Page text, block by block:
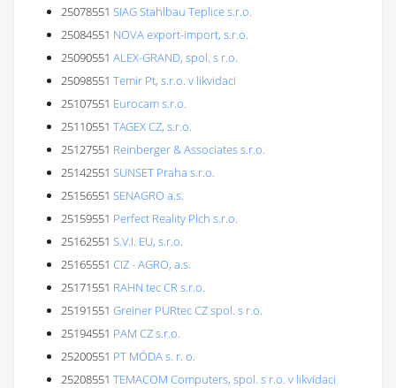
25078551 SIAG Stahlbau Teplice s.r.o.
25084551 NOVA export-import, s.r.o.
25090551 ALEX-GRAND, spol. s r.o.
25098551 Temir Pt, s.r.o. v likvidaci
25107551 Eurocam s.r.o.
25110551 TAGEX CZ, s.r.o.
25127551 Reinberger & Associates s.r.o.
25142551 SUNSET Praha s.r.o.
25156551 SENAGRO a.s.
25159551 Perfect Reality Plch s.r.o.
25162551 S.V.I. EU, s.r.o.
25165551 CIZ - AGRO, a.s.
25171551 RAHN tec CR s.r.o.
25191551 Greiner PURtec CZ spol. s r.o.
25194551 PAM CZ s.r.o.
25200551 PT MÓDA s. r. o.
25208551 TEMACOM Computers, spol. s r.o. v likvidaci